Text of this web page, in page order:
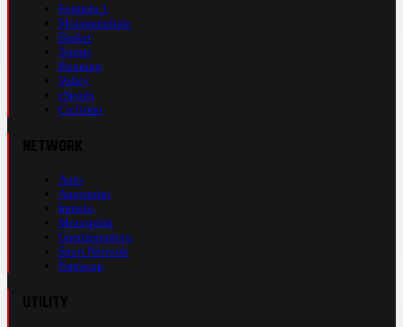
Formula 1
Motomondiale
Basket
Tennis
Running
Volley
eSports
Ciclismo
Auto
Autosprint
Inmoto
Motosprint
Guerinsportivo
Sport Network
Fantacup